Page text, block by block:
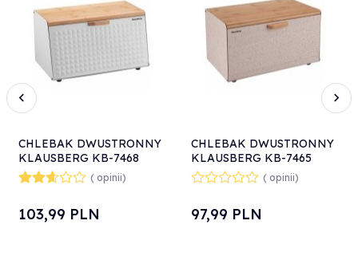
CHLEBAK DWUSTRONNY
KLAUSBERG KB-7468
( opinii)
103,99 PLN
CHLEBAK DWUSTRONNY
KLAUSBERG KB-7465
( opinii)
97,99 PLN